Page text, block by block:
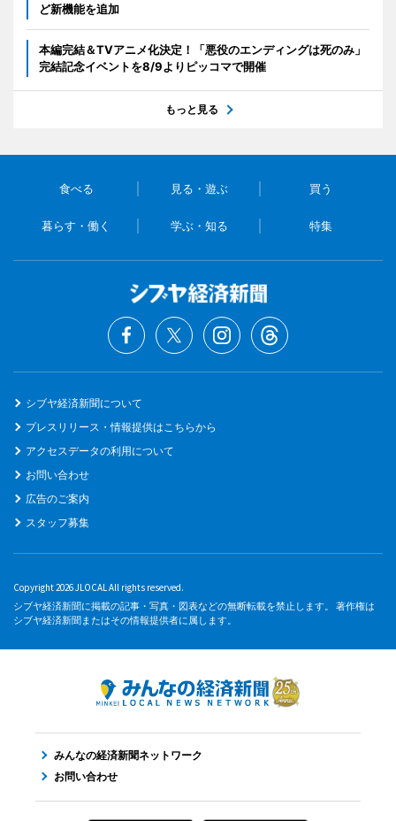
ど新機能を追加
本編完結＆TVアニメ化決定！「悪役のエンディングは死のみ」
完結記念イベントを8/9よりピッコマで開催
もっと見る
食べる 見る・遊ぶ 買う
暮らす・働く 学ぶ・知る 特集
シブヤ経済新聞について
プレスリリース・情報提供はこちらから
アクセスデータの利用について
お問い合わせ
広告のご案内
スタッフ募集
Copyright 2026 JLOCAL All rights reserved.
シブヤ経済新聞に掲載の記事・写真・図表などの無断転載を禁止します。 著作権は
シブヤ経済新聞またはその情報提供者に属します。
みんなの経済新聞ネットワーク
お問い合わせ